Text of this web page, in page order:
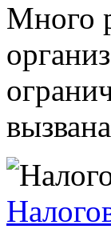
Много